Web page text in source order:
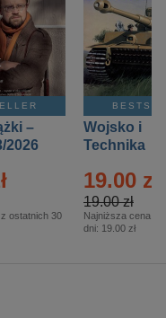
–
2026
ostatnich 30
Wojsko i
Technika
– 2/2026
19.00 zł
19.00 zł
Najniższa cena z
dni: 19.00 zł